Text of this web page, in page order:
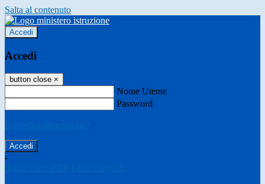
Salta al contenuto
Accedi
Accedi
button close ×
Nome Utente
Password
-